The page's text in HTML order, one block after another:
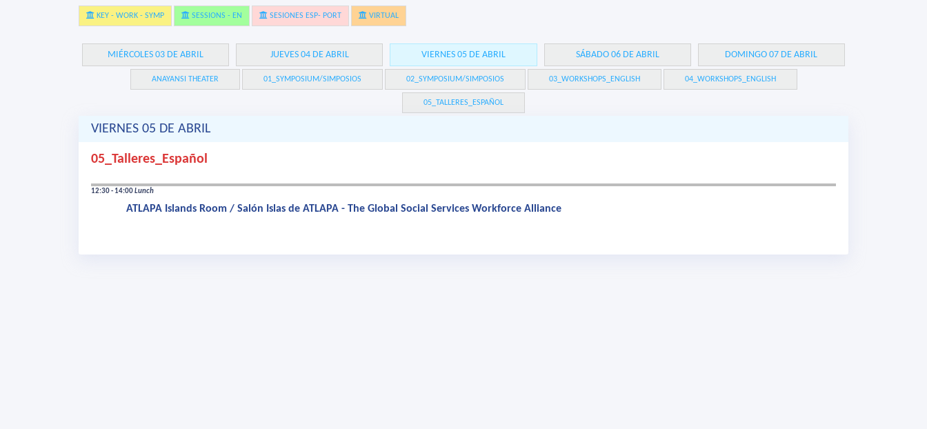
KEY - WORK - SYMP SESSIONS - EN SESIONES ESP- PORT VIRTUAL
MIÉRCOLES 03 DE ABRIL JUEVES 04 DE ABRIL VIERNES 05 DE ABRIL SÁBADO 06 DE ABRIL DOMINGO 07 DE ABRIL
ANAYANSI THEATER 01_SYMPOSIUM/SIMPOSIOS 02_SYMPOSIUM/SIMPOSIOS 03_WORKSHOPS_ENGLISH 04_WORKSHOPS_ENGLISH
05_TALLERES_ESPAÑOL
VIERNES 05 DE ABRIL
05_Talleres_Español
12:30 - 14:00Lunch
ATLAPA Islands Room / Salón Islas de ATLAPA - The Global Social Services Workforce Alliance